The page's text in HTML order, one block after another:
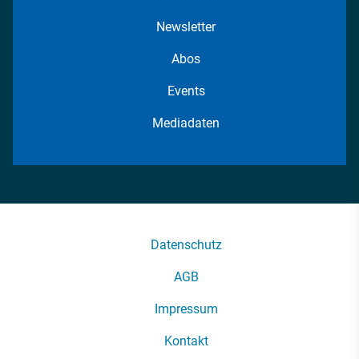
Newsletter
Abos
Events
Mediadaten
Datenschutz
AGB
Impressum
Kontakt